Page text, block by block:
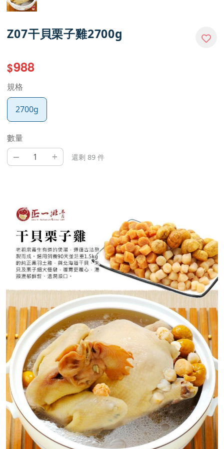
Z07干貝栗子雞2700g
$988
規格
2700g
數量
– + 還剩 89 件